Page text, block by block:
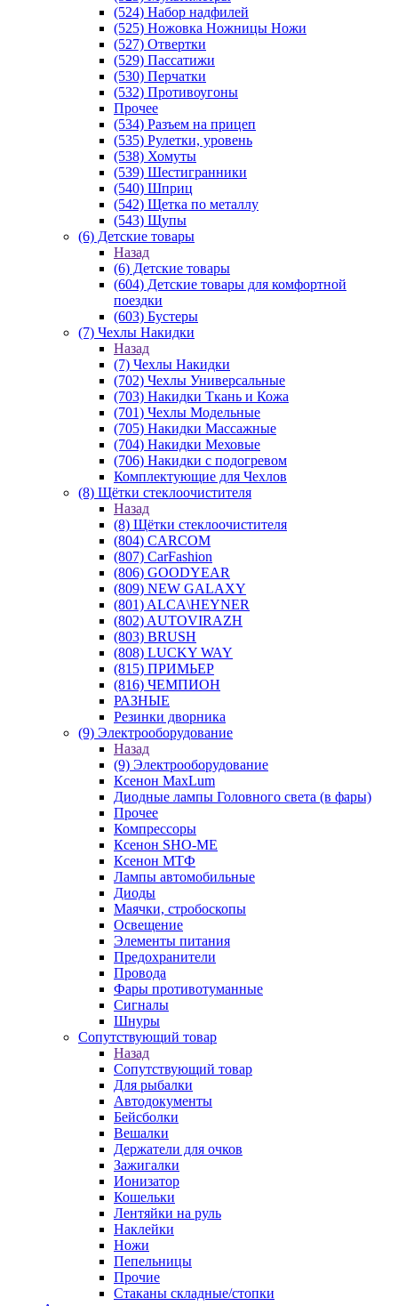
(524) Набор надфилей
(525) Ножовка Ножницы Ножи
(527) Отвертки
(529) Пассатижи
(530) Перчатки
(532) Противоугоны
Прочее
(534) Разъем на прицеп
(535) Рулетки, уровень
(538) Хомуты
(539) Шестигранники
(540) Шприц
(542) Щетка по металлу
(543) Щупы
(6) Детские товары
Назад
(6) Детские товары
(604) Детские товары для комфортной
поездки
(603) Бустеры
(7) Чехлы Накидки
Назад
(7) Чехлы Накидки
(702) Чехлы Универсальные
(703) Накидки Ткань и Кожа
(701) Чехлы Модельные
(705) Накидки Массажные
(704) Накидки Меховые
(706) Накидки с подогревом
Комплектующие для Чехлов
(8) Щётки стеклоочистителя
Назад
(8) Щётки стеклоочистителя
(804) CARCOM
(807) CarFashion
(806) GOODYEAR
(809) NEW GALAXY
(801) ALCA\HEYNER
(802) AUTOVIRAZH
(803) BRUSH
(808) LUCKY WAY
(815) ПРИМЬЕР
(816) ЧЕМПИОН
РАЗНЫЕ
Резинки дворника
(9) Электрооборудование
Назад
(9) Электрооборудование
Ксенон MaxLum
Диодные лампы Головного света (в фары)
Прочее
Компрессоры
Ксенон SHO-ME
Ксенон МТФ
Лампы автомобильные
Диоды
Маячки, стробоскопы
Освещение
Элементы питания
Предохранители
Провода
Фары противотуманные
Сигналы
Шнуры
Сопутствующий товар
Назад
Сопутствующий товар
Для рыбалки
Автодокументы
Бейсболки
Вешалки
Держатели для очков
Зажигалки
Ионизатор
Кошельки
Лентяйки на руль
Наклейки
Ножи
Пепельницы
Прочие
Стаканы складные/стопки